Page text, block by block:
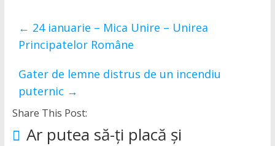
← 24 ianuarie – Mica Unire – Unirea
Principatelor Române
Gater de lemne distrus de un incendiu
puternic →
Share This Post:
Ar putea să-ți placă și